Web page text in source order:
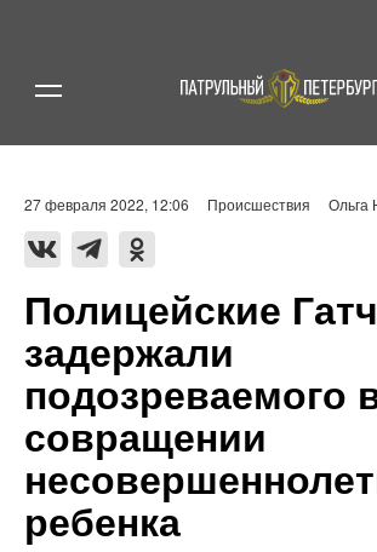
27 февраля 2022, 12:06 Происшествия Ольга
Полицейские
задержали
подозреваемого
совращении
ребенка